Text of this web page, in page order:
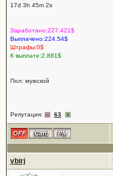
17d 3h 45m 2s
Заработано:227.421$
Выплачено:224.54$
Штрафы:0$
К выплате:2.881$
Пол: мужской
Репутация: 63
vbirj